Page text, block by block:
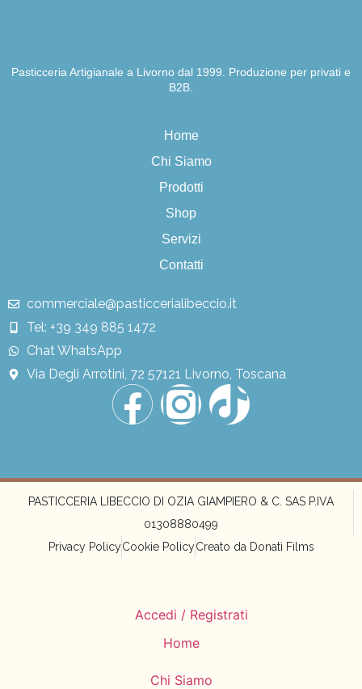
Pasticceria Artigianale a Livorno dal 1999. Produzione per privati e
B2B.
Home
Chi Siamo
Prodotti
Shop
Servizi
Contatti
commerciale@pasticcerialibeccio.it
Tel: +39 349 885 1472
Chat WhatsApp
Via Degli Arrotini, 72 57121 Livorno, Toscana
PASTICCERIA LIBECCIO DI OZIA GIAMPIERO & C. SAS P.IVA
01308880499
Privacy PolicyCookie PolicyCreato da Donati Films
Accedi / Registrati
Home
Chi Siamo